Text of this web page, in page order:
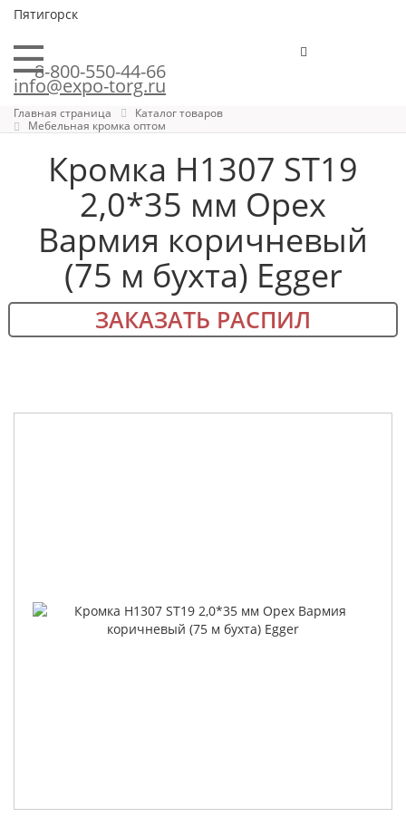
Пятигорск
8-800-550-44-66
info@expo-torg.ru
Главная страница
Каталог товаров
Мебельная кромка оптом
Кромка H1307 ST19
2,0*35 мм Орех
Вармия коричневый
(75 м бухта) Egger
ЗАКАЗАТЬ РАСПИЛ